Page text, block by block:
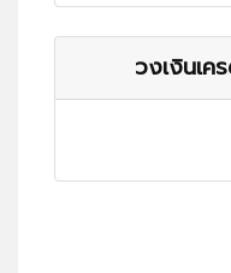
วงเงินเค